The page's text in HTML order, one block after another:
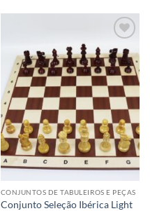
Adicionar
à lista de
desejos
CONJUNTOS DE TABULEIROS E PEÇAS
Conjunto Seleção Ibérica Light